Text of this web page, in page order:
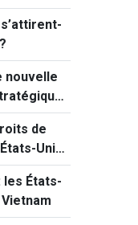
pour Hô
nouvelle
de
Unis
Cuba
les États-